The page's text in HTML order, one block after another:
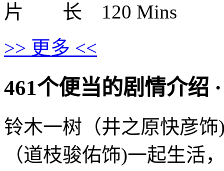
片 长 120 Mins
>> 更多 <<
461个便当的剧情介绍 ·
铃木一树（井之原快彦
（道枝骏佑饰)一起生活